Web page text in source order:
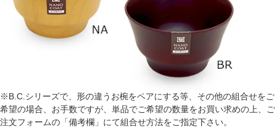
※B.C.シリーズで、形の違うお椀をペアにする等、その他の組合せをご
希望の場合、お手数ですが、単品でご希望の数量をお買い求めの上、ご
注文フォームの「備考欄」にて組合せ方法をご指定下さい。